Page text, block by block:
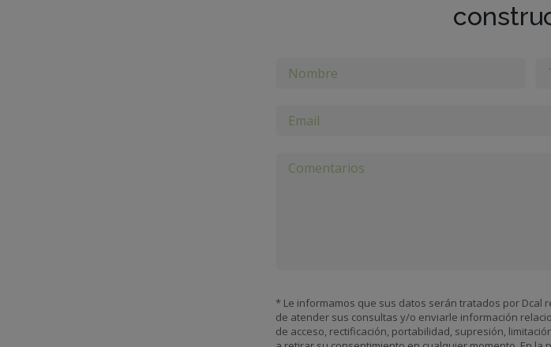
* Le informamos que sus datos serán tratados por Dcal
de atender sus consultas y/o enviarle información
de acceso, rectificación, portabilidad, supresión,